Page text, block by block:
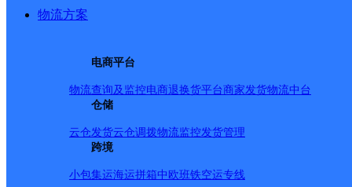
物流方案
电商平台
物流查询及监控电商退换货平台商家发货物流中台
仓储
云仓发货云仓调拨物流监控发货管理
跨境
小包集运海运拼箱中欧班铁空运专线
已选
韵达速递(45) 中通快递(6)
大庆市,快递网点
丰收邮政所